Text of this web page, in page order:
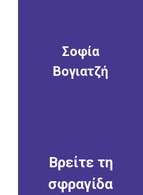
Σοφία
Βογιατζή
Βρείτε τη
σφραγίδα